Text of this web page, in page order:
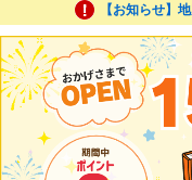
【お知らせ】